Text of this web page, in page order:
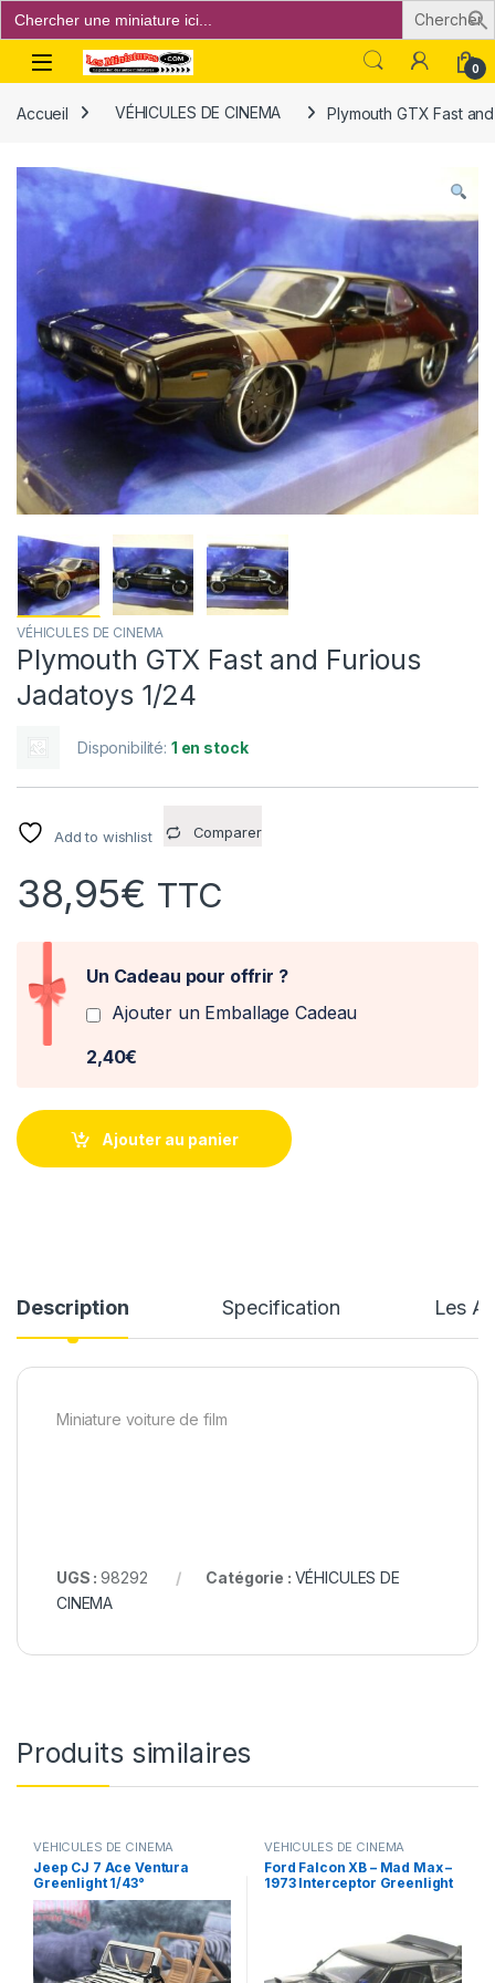
Search
for:
Open 0
Accueil VÉHICULES DE CINEMA Plymouth GTX Fast
VÉHICULES DE CINEMA
Plymouth GTX Fast and Furious
Jadatoys 1/24
Disponibilité: 1 en stock
Add to wishlist Comparer
38,95€ TTC
Un Cadeau pour offrir ?
Ajouter un Emballage Cadeau
2,40€
Ajouter au panier
Description Specification Les
Miniature voiture de film
UGS :98292 Catégorie : VÉHICULES DE
CINEMA
Produits similaires
VÉHICULES DE CINEMA
Jeep CJ 7 Ace Ventura
Greenlight 1/43°
VÉHICULES DE CINEMA
Ford Falcon XB – Mad Max –
1973 Interceptor Greenlight